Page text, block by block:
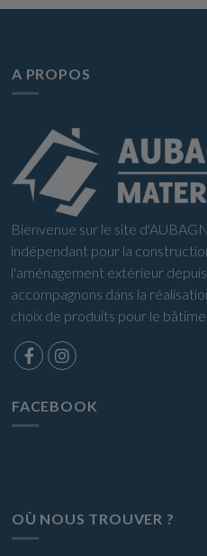
A PROPOS
Bienvenue sur le site
indépendant pour la
l'aménagement extérieur
accompagnons dans la
choix de produits pour le
FACEBOOK
OÙ NOUS TROUVER ?